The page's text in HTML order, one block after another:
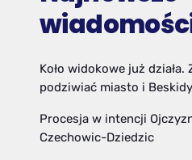
Koło widokowe już działa.
podziwiać miasto i Beskidy
Procesja w intencji
Czechowic-Dziedzic